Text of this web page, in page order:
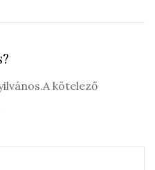
kötelező